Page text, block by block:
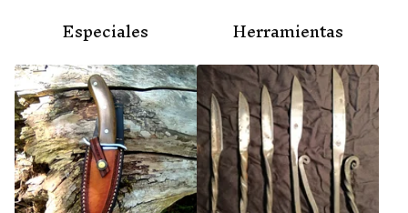
Especiales Herramientas